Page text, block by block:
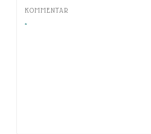
KOMMENTAR
*